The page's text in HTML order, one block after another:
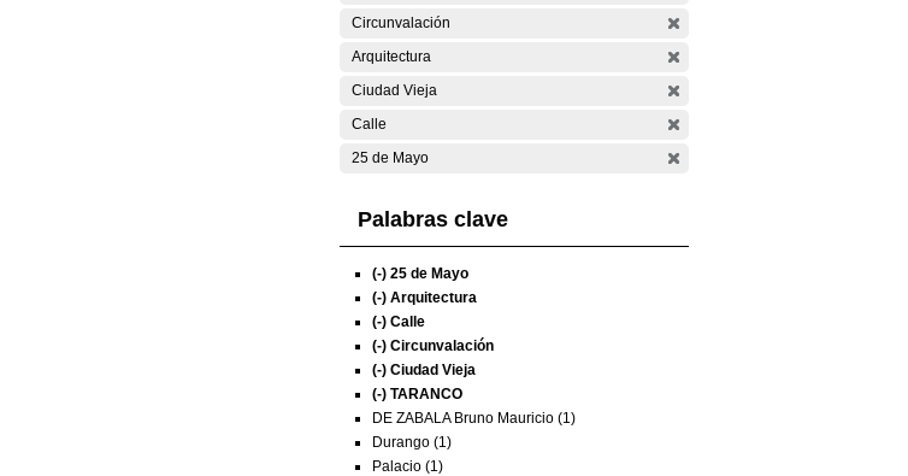
Circunvalación
Arquitectura
Ciudad Vieja
Calle
25 de Mayo
Palabras clave
(-) 25 de Mayo
(-) Arquitectura
(-) Calle
(-) Circunvalación
(-) Ciudad Vieja
(-) TARANCO
DE ZABALA Bruno Mauricio (1)
Durango (1)
Palacio (1)